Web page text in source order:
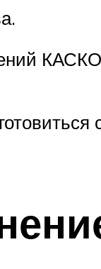
КАСКО